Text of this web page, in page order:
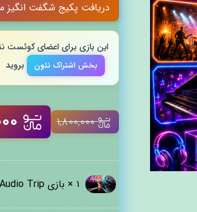
دریافت پکیج شگفت انگیز موسیقی در
این بازی برای اعضای کوئست‌
بخش اشتراک نئون بروید
۱,۸۰۰,۰۰۰
۱ × بازی Audio Trip